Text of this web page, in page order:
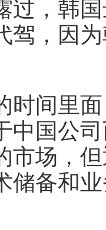
过，韩
驾，因
间里面
中国公
市场，
储备和